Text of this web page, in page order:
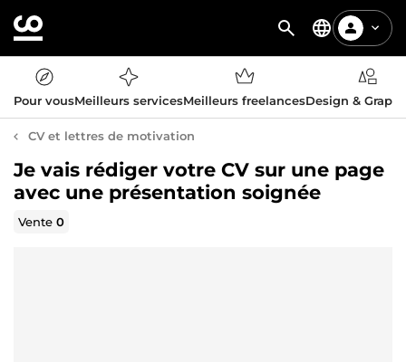
Pour vousMeilleurs servicesMeilleurs freelancesDesign &
CV et lettres de motivation
Je vais rédiger votre CV sur une page
avec une présentation soignée
Vente0